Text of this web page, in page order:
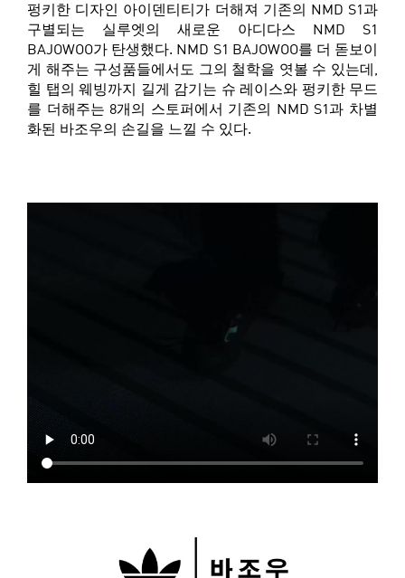
펑키한 디자인 아이덴티티가 더해져 기존의 NMD S1과
구별되는 실루엣의 새로운 아디다스 NMD S1
BAJOWOO가 탄생했다. NMD S1 BAJOWOO를 더 돋보이
게 해주는 구성품들에서도 그의 철학을 엿볼 수 있는데,
힐 탭의 웨빙까지 길게 감기는 슈 레이스와 펑키한 무드
를 더해주는 8개의 스토퍼에서 기존의 NMD S1과 차별
화된 바조우의 손길을 느낄 수 있다.